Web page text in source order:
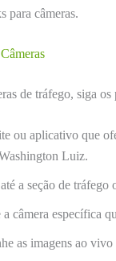
para câmeras.
de tráfego, siga os
ou aplicativo que
Luiz.
a seção de tráfego
a câmera específica
as imagens ao vivo